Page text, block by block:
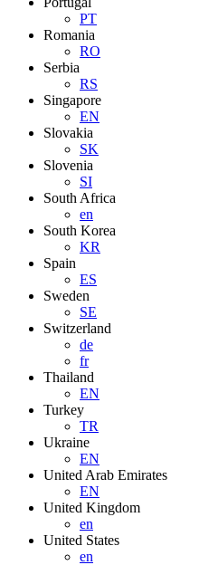
PT
Romania
RO
Serbia
RS
Singapore
EN
Slovakia
SK
Slovenia
SI
South Africa
en
South Korea
KR
Spain
ES
Sweden
SE
Switzerland
de
fr
Thailand
EN
Turkey
TR
Ukraine
EN
United Arab Emirates
EN
United Kingdom
en
United States
en